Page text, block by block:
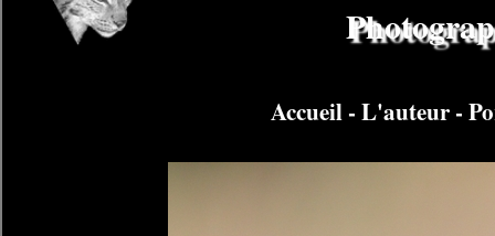
Accueil-L'auteur-